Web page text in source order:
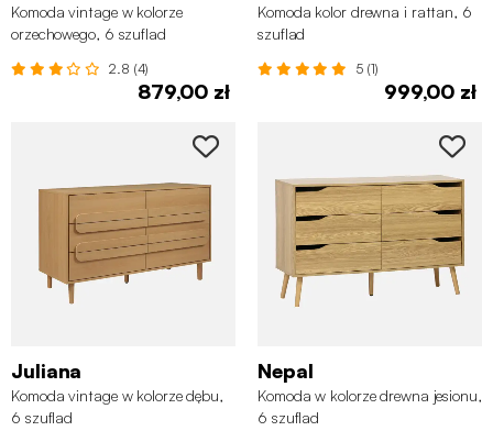
Komoda vintage w kolorze
orzechowego, 6 szuflad
2.8 (4)
879,00 zł
Komoda kolor drewna i rattan, 6
szuflad
5 (1)
999,00 zł
Juliana
Komoda vintage w kolorze dębu,
6 szuflad
Nepal
Komoda w kolorze drewna jesionu,
6 szuflad